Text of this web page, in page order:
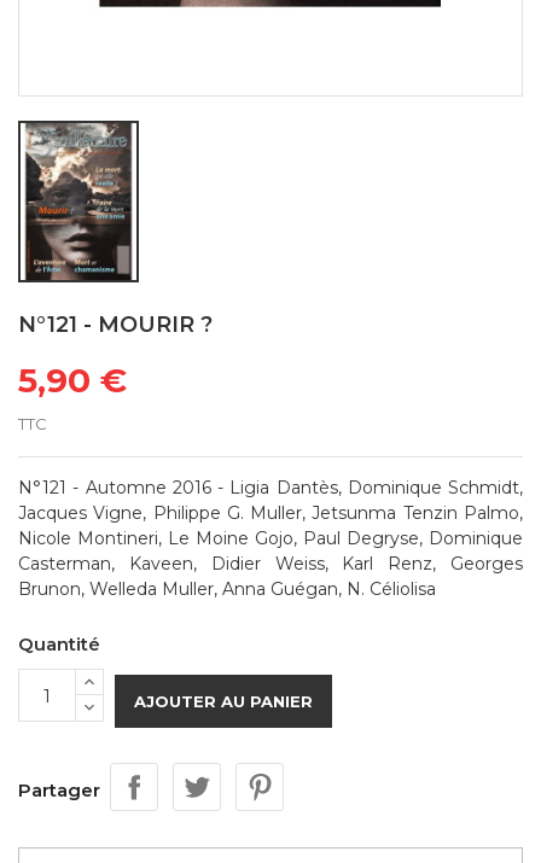
N°121 - MOURIR ?
5,90 €
TTC
N°121 - Automne 2016 - Ligia Dantès, Dominique Schmidt,
Jacques Vigne, Philippe G. Muller, Jetsunma Tenzin Palmo,
Nicole Montineri, Le Moine Gojo, Paul Degryse, Dominique
Casterman, Kaveen, Didier Weiss, Karl Renz, Georges
Brunon, Welleda Muller, Anna Guégan, N. Céliolisa
Quantité
AJOUTER AU PANIER
Partager